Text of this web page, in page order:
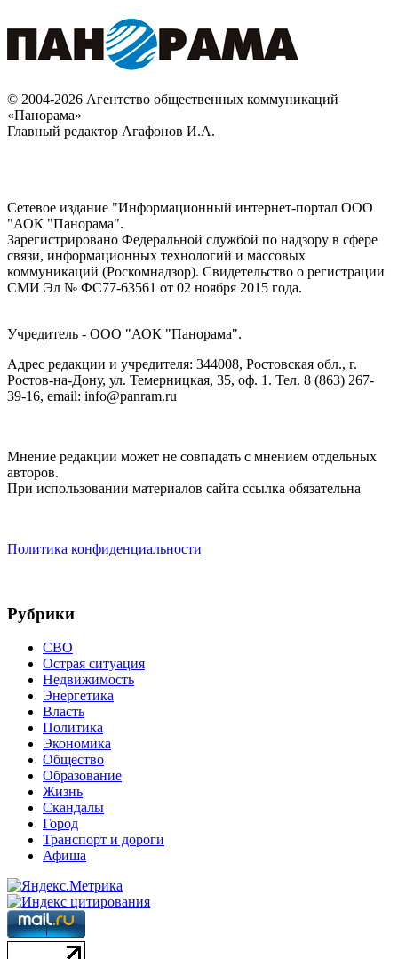
© 2004-2026 Агентство общественных коммуникаций
«Панорама»
Главный редактор Агафонов И.А.
Сетевое издание "Информационный интернет-портал ООО
"АОК "Панорама".
Зарегистрировано Федеральной службой по надзору в сфере
связи, информационных технологий и массовых
коммуникаций (Роскомнадзор). Cвидетельство о регистрации
СМИ Эл № ФС77-63561 от 02 ноября 2015 года.
Учредитель - ООО "АОК "Панорама".
Адрес редакции и учредителя: 344008, Ростовская обл., г.
Ростов-на-Дону, ул. Темерницкая, 35, оф. 1. Тел. 8 (863) 267-
39-16, email: info@panram.ru
Мнение редакции может не совпадать с мнением отдельных
авторов.
При использовании материалов сайта ссылка обязательна
Политика конфиденциальности
Рубрики
СВО
Острая ситуация
Недвижимость
Энергетика
Власть
Политика
Экономика
Общество
Образование
Жизнь
Скандалы
Город
Транспорт и дороги
Афиша